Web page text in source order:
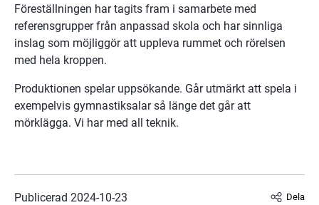
Föreställningen har tagits fram i samarbete med
referensgrupper från anpassad skola och har sinnliga
inslag som möjliggör att uppleva rummet och rörelsen
med hela kroppen.
Produktionen spelar uppsökande. Går utmärkt att spela i
exempelvis gymnastiksalar så länge det går att
mörklägga. Vi har med all teknik.
Publicerad 2024-10-23 Dela